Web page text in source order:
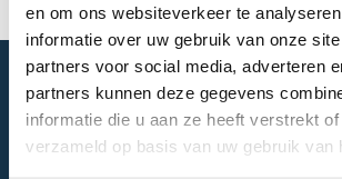
en om ons websiteverkeer te
informatie over uw gebruik van onze
partners voor social media, adverteren
partners kunnen deze gegevens
informatie die u aan ze heeft verstrekt
verzameld op basis van uw gebruik van